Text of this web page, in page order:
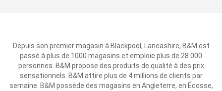
Depuis son premier magasin à Blackpool, Lancashire, B&M est
passé à plus de 1000 magasins et emploie plus de 28 000
personnes. B&M propose des produits de qualité à des prix
sensationnels. B&M attire plus de 4 millions de clients par
semaine. B&M possède des magasins en Angleterre, en Écosse,